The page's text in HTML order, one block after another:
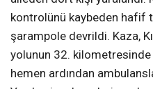
kontrolünü kaybeden hafif
şarampole devrildi. Kaza,
yolunun 32. kilometresinde
hemen ardından